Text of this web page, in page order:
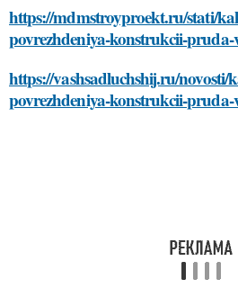
https://mdmstroyproekt.ru/stati/
povrezhdeniya-konstrukcii-
https://vashsadluchshij.ru/novosti/
povrezhdeniya-konstrukcii-